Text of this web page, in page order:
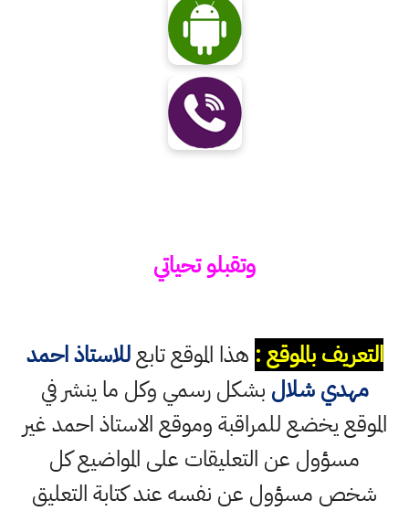
وتقبلو تحياتي
التعريف بالموقع : هذا الموقع تابعللاستاذ احمد
مهدي شلال بشكل رسمي وكل ما ينشر في
الموقع يخضع للمراقبة وموقع الاستاذ احمد غير
مسؤول عن التعليقات على المواضيع كل
شخص مسؤول عن نفسه عند كتابة التعليق